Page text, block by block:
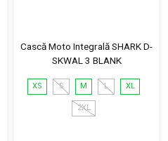
Cască Moto Integrală SHARK D-
SKWAL 3 BLANK
XS S M L XL
2XL